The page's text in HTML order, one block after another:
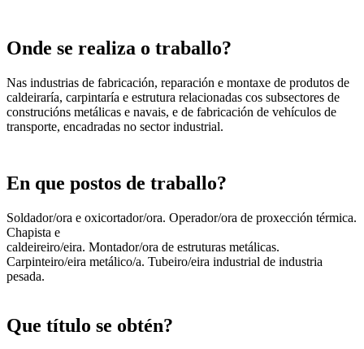
Onde se realiza o traballo?
Nas industrias de fabricación, reparación e montaxe de produtos de
caldeiraría, carpintaría e estrutura relacionadas cos subsectores de
construcións metálicas e navais, e de fabricación de vehículos de
transporte, encadradas no sector industrial.
En que postos de traballo?
Soldador/ora e oxicortador/ora. Operador/ora de proxección térmica.
Chapista e
caldeireiro/eira. Montador/ora de estruturas metálicas.
Carpinteiro/eira metálico/a. Tubeiro/eira industrial de industria
pesada.
Que título se obtén?